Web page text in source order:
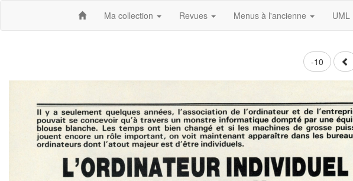
Ma collection Revues Menus à l'ancienne UML
-10